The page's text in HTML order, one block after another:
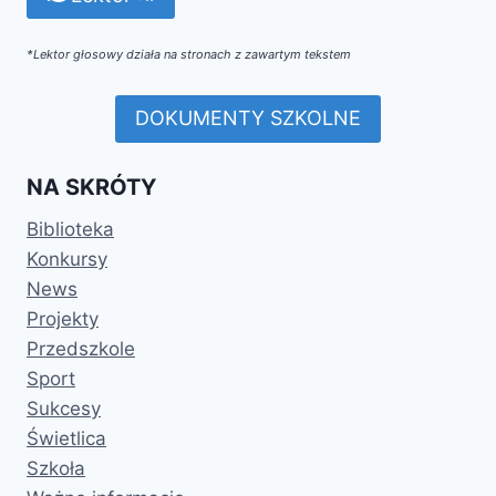
*Lektor głosowy działa na stronach z zawartym tekstem
DOKUMENTY SZKOLNE
NA SKRÓTY
Biblioteka
Konkursy
News
Projekty
Przedszkole
Sport
Sukcesy
Świetlica
Szkoła